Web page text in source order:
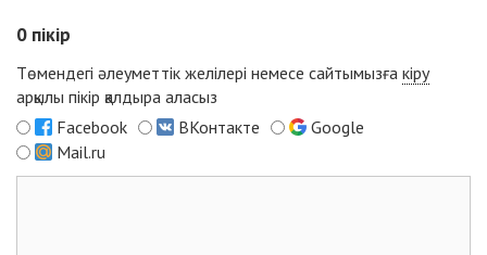
0 пікір
Төмендегі әлеуметтік желілері немесе сайтымызға кіру
арқылы пікір қалдыра аласыз
Facebook
ВКонтакте
Google
Mail.ru